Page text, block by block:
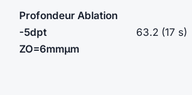
Profondeur Ablation
-5dpt
ZO=6mmµm
63.2 (17 s)